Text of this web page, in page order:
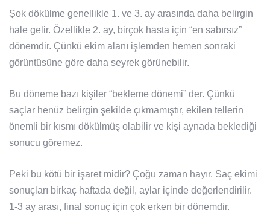
Şok dökülme genellikle 1. ve 3. ay arasında daha belirgin
hale gelir. Özellikle 2. ay, birçok hasta için “en sabırsız”
dönemdir. Çünkü ekim alanı işlemden hemen sonraki
görüntüsüne göre daha seyrek görünebilir.
Bu döneme bazı kişiler “bekleme dönemi” der. Çünkü
saçlar henüz belirgin şekilde çıkmamıştır, ekilen tellerin
önemli bir kısmı dökülmüş olabilir ve kişi aynada beklediği
sonucu göremez.
Peki bu kötü bir işaret midir? Çoğu zaman hayır. Saç ekimi
sonuçları birkaç haftada değil, aylar içinde değerlendirilir.
1-3 ay arası, final sonuç için çok erken bir dönemdir.